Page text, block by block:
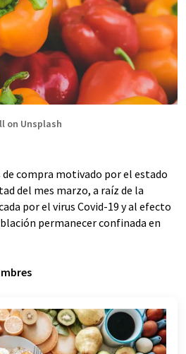
on Unsplash
compra motivado por el estado
del mes marzo, a raíz de la
por el virus Covid-19 y al efecto
permanecer confinada en